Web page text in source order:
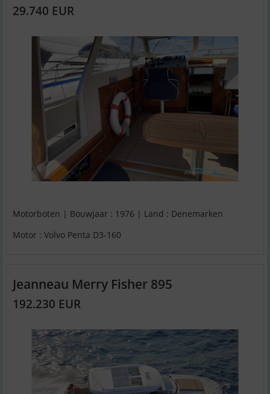
29.740 EUR
Motorboten | Bouwjaar : 1976 | Land : Denemarken
Motor : Volvo Penta D3-160
Jeanneau Merry Fisher 895
192.230 EUR